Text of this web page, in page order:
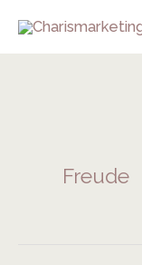
Inhalt
Freude